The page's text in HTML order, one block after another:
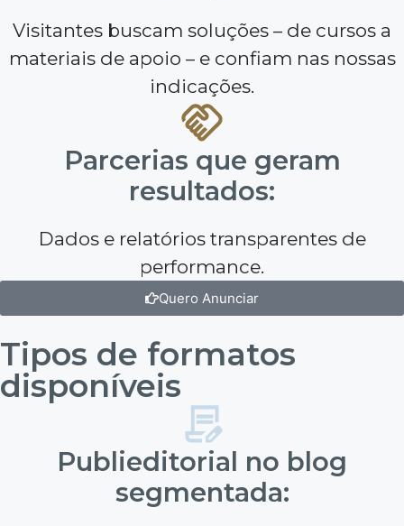
Visitantes buscam soluções – de cursos a
materiais de apoio – e confiam nas nossas
indicações.
Parcerias que geram
resultados:
Dados e relatórios transparentes de
performance.
Quero Anunciar
Tipos de formatos
disponíveis
Publieditorial no blog
segmentada: